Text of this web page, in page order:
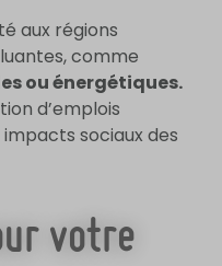
aux régions
comme
ou énergétiques.
d’emplois
sociaux des
votre